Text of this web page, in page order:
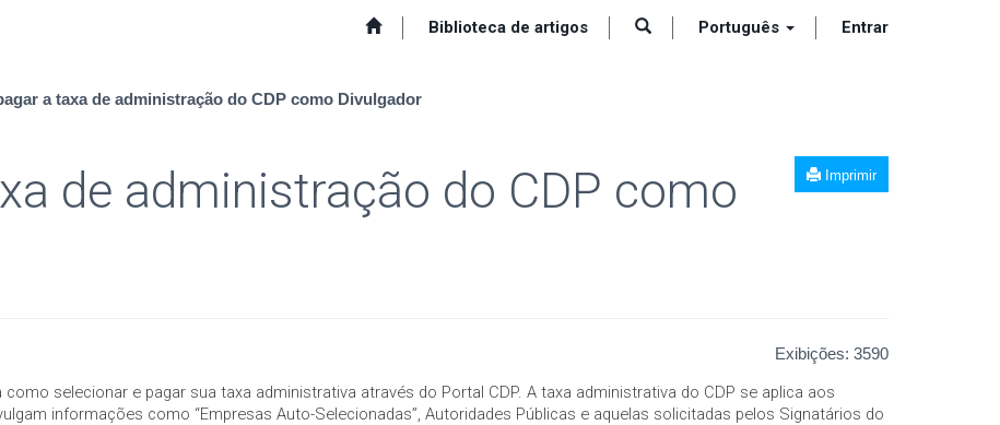
Biblioteca de artigos Português Entrar
a taxa de administração do CDP como Divulgador
Imprimir
de administração do CDP como
Exibições: 3590
como selecionar e pagar sua taxa administrativa através do Portal CDP. A taxa administrativa do CDP se aplica aos
informações como “Empresas Auto-Selecionadas”, Autoridades Públicas e aquelas solicitadas pelos Signatários do